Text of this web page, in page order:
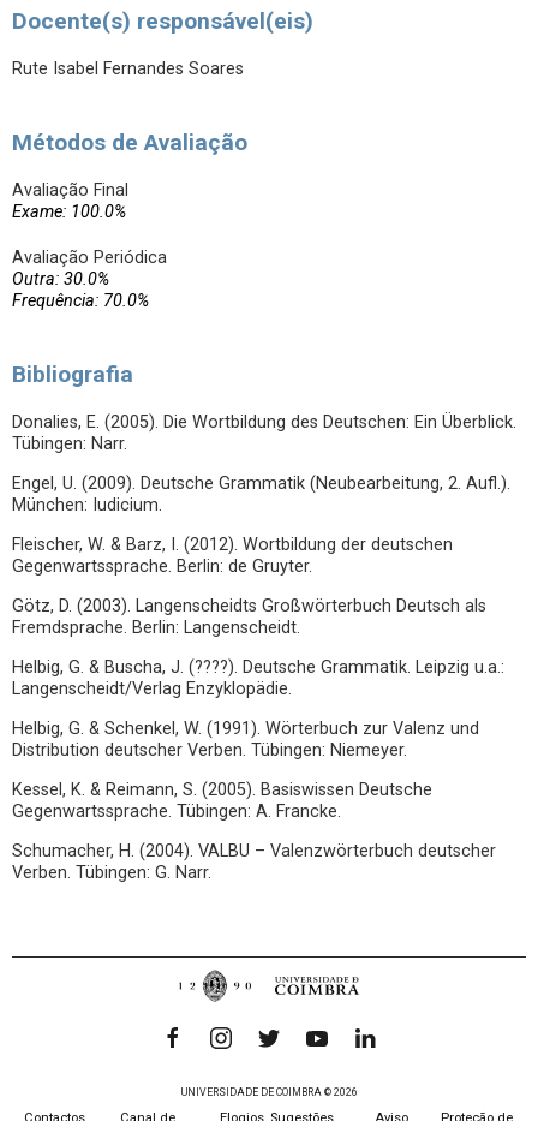
Docente(s) responsável(eis)
Rute Isabel Fernandes Soares
Métodos de Avaliação
Avaliação Final
Exame: 100.0%
Avaliação Periódica
Outra: 30.0%
Frequência: 70.0%
Bibliografia
Donalies, E. (2005). Die Wortbildung des Deutschen: Ein Überblick.
Tübingen: Narr.
Engel, U. (2009). Deutsche Grammatik (Neubearbeitung, 2. Aufl.).
München: Iudicium.
Fleischer, W. & Barz, I. (2012). Wortbildung der deutschen
Gegenwartssprache. Berlin: de Gruyter.
Götz, D. (2003). Langenscheidts Großwörterbuch Deutsch als
Fremdsprache. Berlin: Langenscheidt.
Helbig, G. & Buscha, J. (????). Deutsche Grammatik. Leipzig u.a.:
Langenscheidt/Verlag Enzyklopädie.
Helbig, G. & Schenkel, W. (1991). Wörterbuch zur Valenz und
Distribution deutscher Verben. Tübingen: Niemeyer.
Kessel, K. & Reimann, S. (2005). Basiswissen Deutsche
Gegenwartssprache. Tübingen: A. Francke.
Schumacher, H. (2004). VALBU – Valenzwörterbuch deutscher
Verben. Tübingen: G. Narr.
UNIVERSIDADE DE COIMBRA © 2026